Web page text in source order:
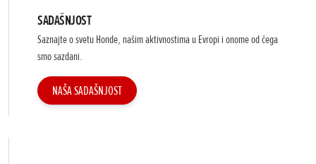
SADAŠNJOST
Saznajte o svetu Honde, našim aktivnostima u Evropi i onome od čega
smo sazdani.
NAŠA SADAŠNJOST